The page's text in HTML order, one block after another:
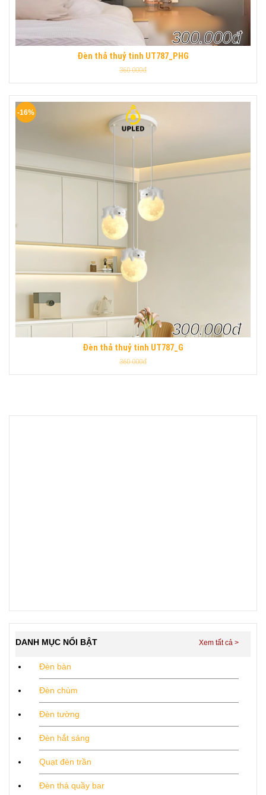
Đèn thả thuỷ tinh UT787_PHG
300.000đ
360.000đ
Đèn thả thuỷ tinh UT787_G
300.000đ
360.000đ
-16%
DANH MỤC NỔI BẬT
Đèn bàn
Đèn chùm
Đèn tường
Đèn hắt sáng
Quạt đèn trần
Đèn thả quầy bar